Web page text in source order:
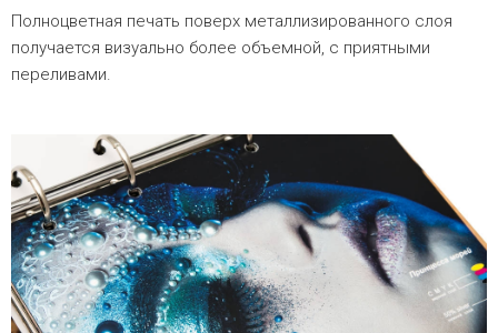
Полноцветная печать поверх металлизированного слоя
получается визуально более объемной, с приятными
переливами.